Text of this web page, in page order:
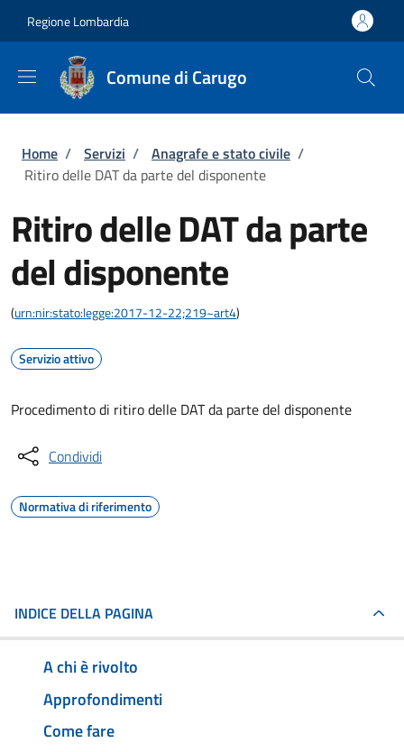
Regione Lombardia
Comune di Carugo
Briciole di pane
Home / Servizi / Anagrafe e stato civile /
Ritiro delle DAT da parte del disponente
Ritiro delle DAT da parte
del disponente
(urn:nir:stato:legge:2017-12-22;219~art4)
Servizio attivo
Procedimento di ritiro delle DAT da parte del disponente
Condividi
Normativa di riferimento
INDICE DELLA PAGINA
A chi è rivolto
Approfondimenti
Come fare